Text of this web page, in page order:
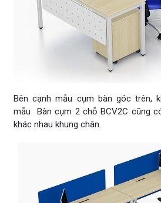
Bên cạnh mẫu cụm bàn góc trên,
mẫu Bàn cụm 2 chỗ BCV2C cũng
khác nhau khung chân.